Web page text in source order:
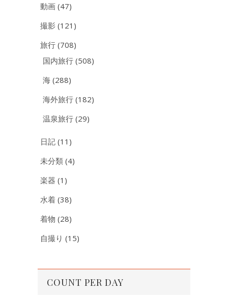
動画 (47)
撮影 (121)
旅行 (708)
国内旅行 (508)
海 (288)
海外旅行 (182)
温泉旅行 (29)
日記 (11)
未分類 (4)
楽器 (1)
水着 (38)
着物 (28)
自撮り (15)
COUNT PER DAY